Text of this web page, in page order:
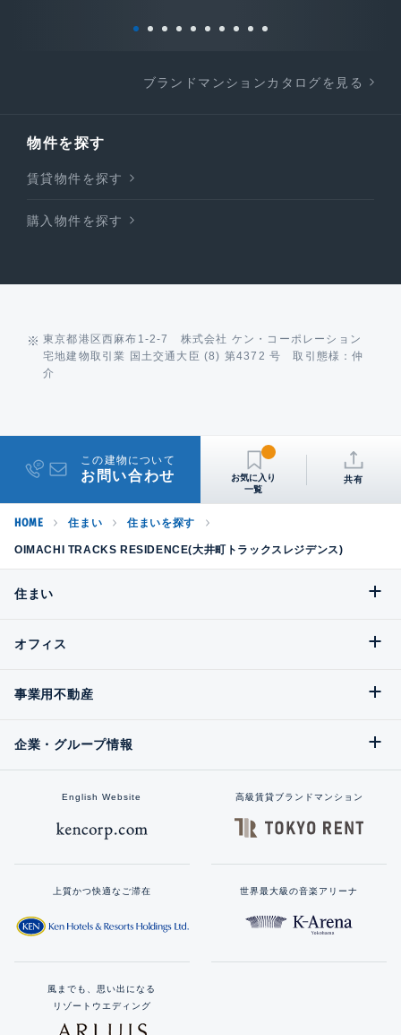
ブランドマンションカタログを見る
物件を探す
賃貸物件を探す
購入物件を探す
東京都港区西麻布1-2-7 株式会社 ケン・コーポレーション
宅地建物取引業 国土交通大臣 (8) 第4372 号 取引態様：仲
介
この建物について
お問い合わせ 共有
HOME 住まい 住まいを探す
OIMACHI TRACKS RESIDENCE(大井町トラックスレジデンス)
住まい
オフィス
事業用不動産
企業・グループ情報
English Website 高級賃貸ブランドマンション
上質かつ快適なご滞在 世界最大級の音楽アリーナ
風までも、思い出になる
リゾートウエディング